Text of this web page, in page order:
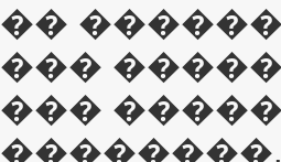
��
���
���